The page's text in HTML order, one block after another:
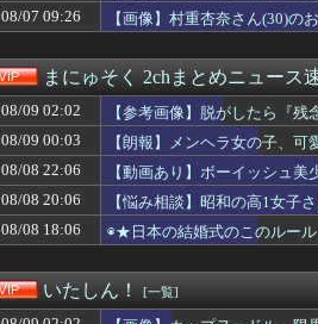
仲居さんに「ありがとう」と言ったネット
【悲報】パチンコ屋のカードみたいなやつ
【動画】巨乳女子、揺れるおっぱいにしか
【画像】まんさん「オフ会に呼んだ覚えな
【画像】地下アイドルのク○ニチェキ、ヤ
【悲報】中国製の自動車、プラスチック部
【画像】弱男「あのっ…！よかったらホ
【悲報】17歳で無期懲役になった奴のご尊
【動画あり】ボーイッシュ美少女「どうし
【え】婚活パーティーとかみんなでΔV鑑賞
【画像】Hすぎるヒッチハイカー、見つかる
【画像】日本のライオンさん、溶ける
【画像】44歳人妻「こんなおばさんでいい
カラオケボックスで15歳少女に飲酒させ
08/07 09:26
【画像】村重杏奈さん(30)の
まにゅそく 2chまとめニュース
08/09 02:02
【参考画像】脱がしたら『
08/09 00:03
【朗報】メンヘラ女の子、
08/08 22:06
【動画あり】ボーイッシュ
08/08 20:06
【悩み相談】昭和の高1女子
08/08 18:06
◉★日本の結婚式のこのルー
いたしん！ [一覧]